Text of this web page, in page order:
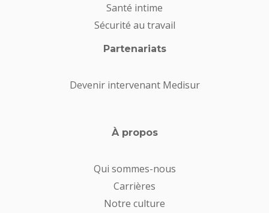
Santé intime
Sécurité au travail
Partenariats
Devenir intervenant Medisur
À propos
Qui sommes-nous
Carrières
Notre culture